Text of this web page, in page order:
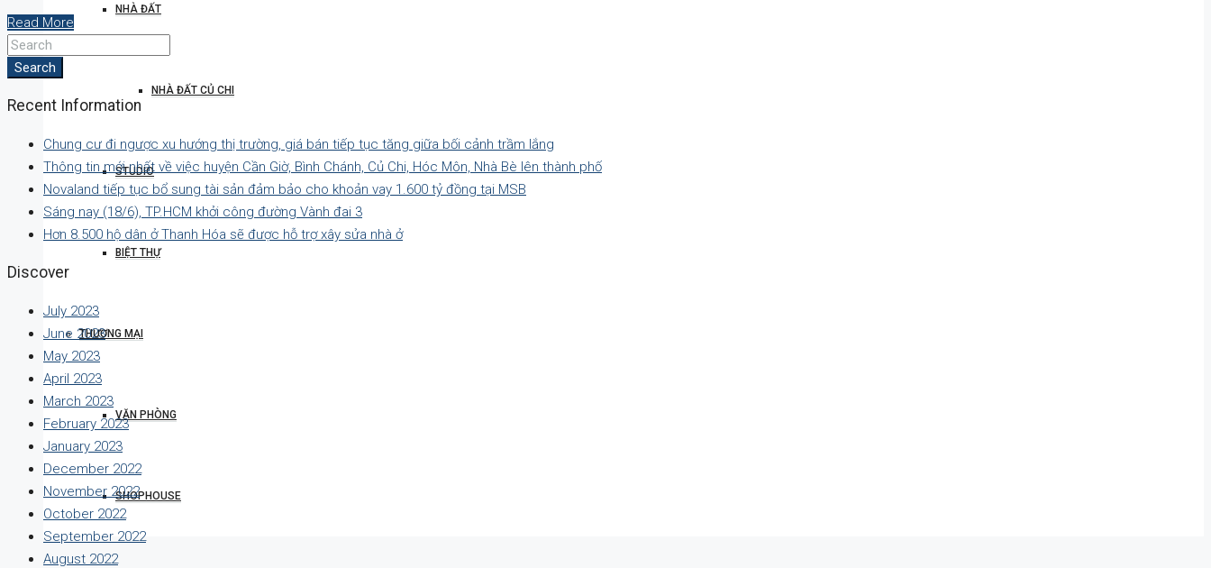
NHÀ ĐẤT
NHÀ ĐẤT CỦ CHI
STUDIO
BIỆT THỰ
THƯƠNG MẠI
VĂN PHÒNG
SHOPHOUSE
Read More
Search
Recent Information
Chung cư đi ngược xu hướng thị trường, giá bán tiếp tục tăng giữa bối cảnh trầm lắng
Thông tin mới nhất về việc huyện Cần Giờ, Bình Chánh, Củ Chi, Hóc Môn, Nhà Bè lên thành phố
Novaland tiếp tục bổ sung tài sản đảm bảo cho khoản vay 1.600 tỷ đồng tại MSB
Sáng nay (18/6), TP.HCM khởi công đường Vành đai 3
Hơn 8.500 hộ dân ở Thanh Hóa sẽ được hỗ trợ xây sửa nhà ở
Discover
July 2023
June 2023
May 2023
April 2023
March 2023
February 2023
January 2023
December 2022
November 2022
October 2022
September 2022
August 2022